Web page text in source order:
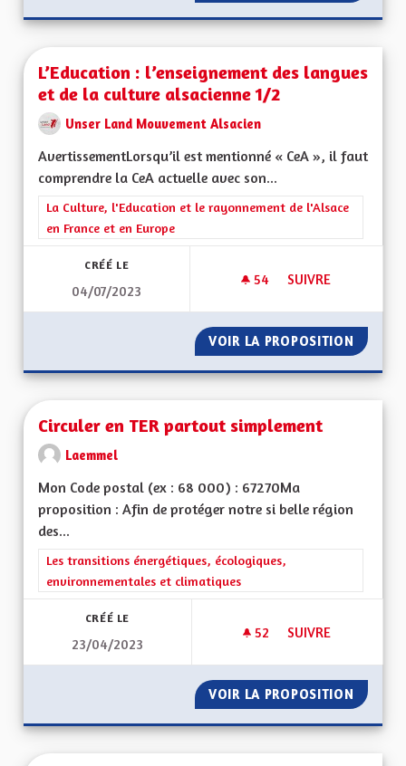
L’Education : l’enseignement des langues
et de la culture alsacienne 1/2
Unser Land Mouvement Alsacien
AvertissementLorsqu’il est mentionné « CeA », il faut
comprendre la CeA actuelle avec son...
Filtrer les résultats de la catégorie : La Culture, l'Education et
La Culture, l'Education et le rayonnement de l'Alsace
en France et en Europe
CRÉÉ LE
04/07/2023
54 54 ABONNÉS
SUIVRE
VOIR LA PROPOSITION
Circuler en TER partout simplement
Laemmel
Mon Code postal (ex : 68 000) : 67270Ma
proposition : Afin de protéger notre si belle région
des...
Filtrer les résultats de la catégorie : Les transitions
Les transitions énergétiques, écologiques,
environnementales et climatiques
CRÉÉ LE
23/04/2023
52 52 ABONNÉS
SUIVRE
VOIR LA PROPOSITION